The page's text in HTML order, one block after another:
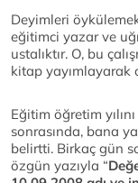
Deyimleri
eğitimci yazar ve
ustalıktır. O, bu
kitap
Eğitim öğretim
sonrasında, bana
belirtti. Birkaç gün
özgün yazıyla “